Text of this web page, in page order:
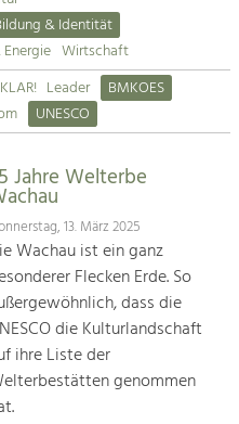
und
& Identität
Wirtschaft
KLAR! Leader
BMKOES
UNESCO
Jahre Welterbe
13. März 2025
Wachau ist ein ganz
Flecken Erde. So
dass die
die Kulturlandschaft
ihre Liste der
genommen